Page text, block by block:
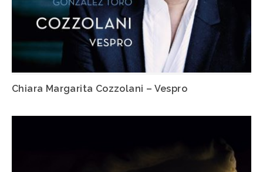
Chiara Margarita Cozzolani – Vespro